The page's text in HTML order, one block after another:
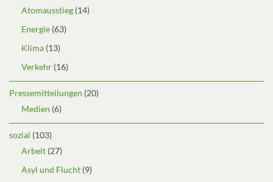
Atomausstieg (14)
Energie (63)
Klima (13)
Verkehr (16)
Pressemitteilungen (20)
Medien (6)
sozial (103)
Arbeit (27)
Asyl und Flucht (9)